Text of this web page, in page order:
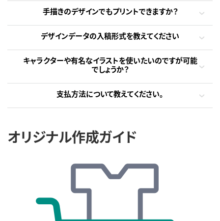
手描きのデザインでもプリントできますか？
デザインデータの入稿形式を教えてください
キャラクターや有名なイラストを使いたいのですが可能
でしょうか？
支払方法について教えてください。
オリジナル作成ガイド